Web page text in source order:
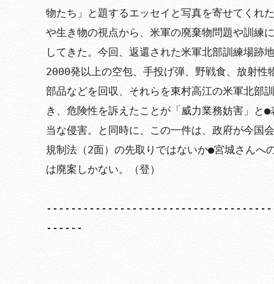
物たち」と題するエッセイと写真を寄せてくれ
や生き物の視点から、米軍の廃棄物問題や訓練
してきた。今回、返還された米軍北部訓練場跡
2000発以上の空包、手投げ弾、野戦食、放射性
部品などを回収、それらを東村高江の米軍北部
き、危険性を訴えたことが「威力業務妨害」と
当な侵害。と同時に、この一件は、政府が今国
規制法（2面）の先取りではないか●宮城さんへ
は廃案しかない。（登）
------